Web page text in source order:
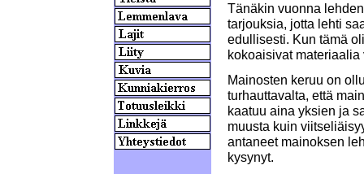
Tänäkin vuonna
tarjouksia, jotta lehti
edullisesti. Kun tämä
kokoaisivat
Mainosten keruu on
turhauttavalta, että
kaatuu aina yksien ja
muusta kuin
antaneet mainoksen
kysynyt.